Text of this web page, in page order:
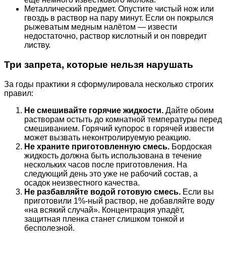
Металлический предмет. Опустите чистый нож или
гвоздь в раствор на пару минут. Если он покрылся
рыжеватым медным налётом — извести
недостаточно, раствор кислотный и он повредит
листву.
Три запрета, которые нельзя нарушать
За годы практики я сформулировала несколько строгих
правил:
Не смешивайте горячие жидкости. Дайте обоим
растворам остыть до комнатной температуры перед
смешиванием. Горячий купорос в горячей извести
может вызвать неконтролируемую реакцию.
Не храните приготовленную смесь. Бордоская
жидкость должна быть использована в течение
нескольких часов после приготовления. На
следующий день это уже не рабочий состав, а
осадок неизвестного качества.
Не разбавляйте водой готовую смесь. Если вы
приготовили 1%-ный раствор, не добавляйте воду
«на всякий случай». Концентрация упадёт,
защитная пленка станет слишком тонкой и
бесполезной.